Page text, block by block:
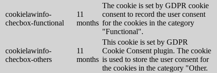
cookielawinfo-
checbox-functional
11
months
The cookie is set by GDPR cookie
consent to record the user consent
for the cookies in the category
"Functional".
cookielawinfo-
checbox-others
11
months
This cookie is set by GDPR
Cookie Consent plugin. The cookie
is used to store the user consent for
the cookies in the category "Other.